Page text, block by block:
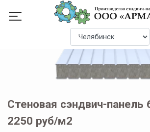
Стеновая сэндвич-панель
2250 руб/м2